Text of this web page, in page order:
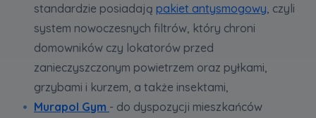
standardzie posiadają pakiet antysmogowy , czyli
system nowoczesnych filtrów, który chroni
domowników czy lokatorów przed
zanieczyszczonym powietrzem oraz pyłkami,
grzybami i kurzem, a także insektami,
Murapol Gym - do dyspozycji mieszkańców